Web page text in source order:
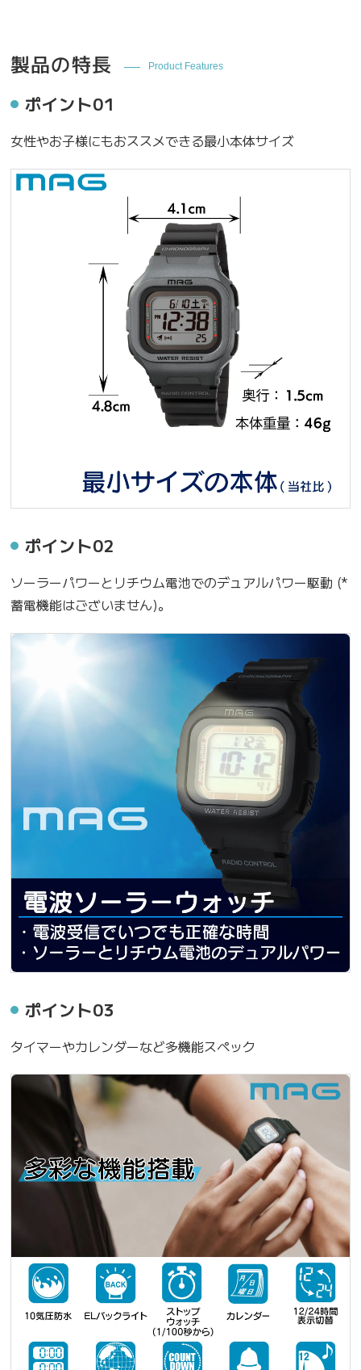
製品の特長 Product Features
ポイント01
女性やお子様にもおススメできる最小本体サイズ
ポイント02
ソーラーパワーとリチウム電池でのデュアルパワー駆動 (*
蓄電機能はございません)。
ポイント03
タイマーやカレンダーなど多機能スペック